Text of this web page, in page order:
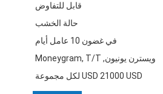
قابل للتفاوض
حالة الخشب
في غضون 10 عامل أيام
ويسترن يونيون, Moneygram, T/T
USD 21000 USD لكل مجموعة